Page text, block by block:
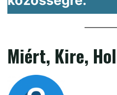
Miért, Kire,